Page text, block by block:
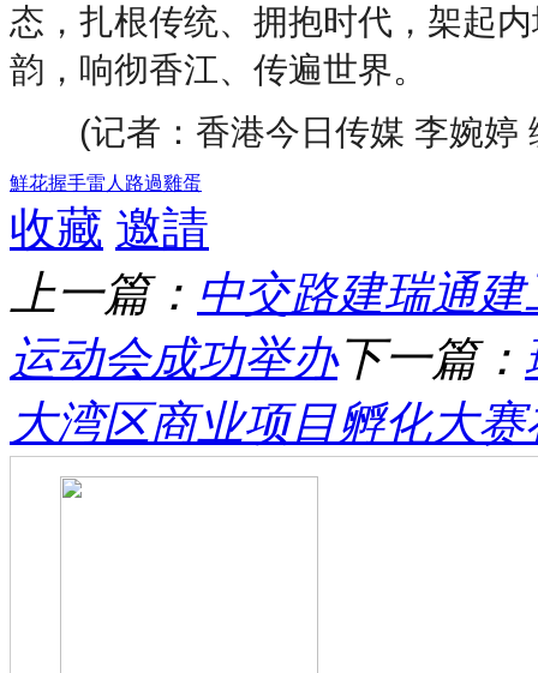
态，扎根传统、拥抱时代，架起
韵，响彻香江、传遍世界。
(记者：香港今日传媒 李婉婷
鮮花握手雷人 路過雞蛋
收藏 邀請
上一篇： 中交路建瑞通
运动会成功举办下一篇：
大湾区商业项目孵化大